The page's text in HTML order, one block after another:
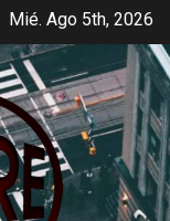
Mié. Ago 5th, 2026